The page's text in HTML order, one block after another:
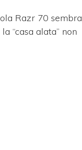
Razr 70 sembra
“casa alata” non